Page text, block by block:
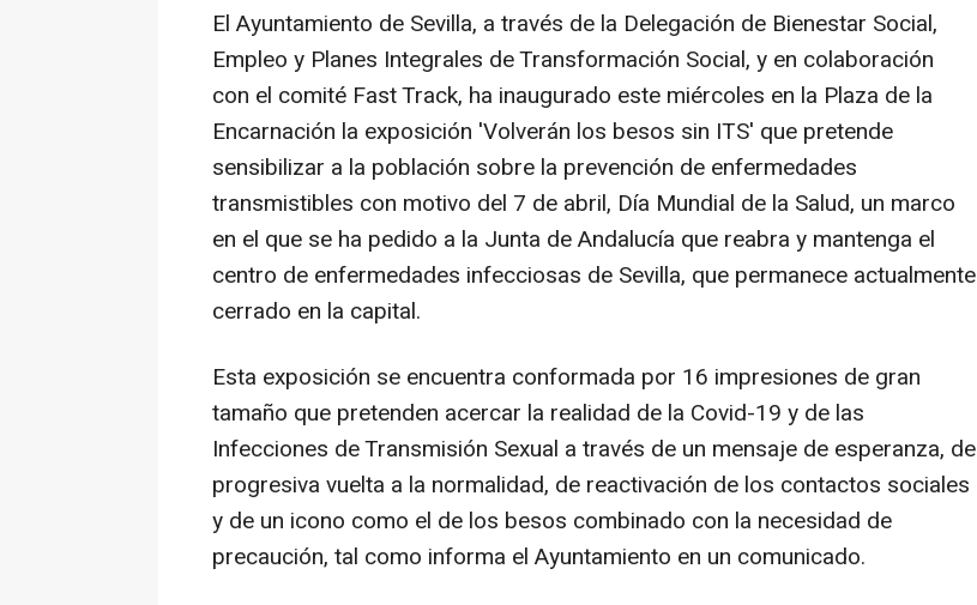
El Ayuntamiento de Sevilla, a través de la Delegación de Bienestar Social,
Empleo y Planes Integrales de Transformación Social, y en colaboración
con el comité Fast Track, ha inaugurado este miércoles en la Plaza de la
Encarnación la exposición 'Volverán los besos sin ITS' que pretende
sensibilizar a la población sobre la prevención de enfermedades
transmistibles con motivo del 7 de abril, Día Mundial de la Salud, un marco
en el que se ha pedido a la Junta de Andalucía que reabra y mantenga el
centro de enfermedades infecciosas de Sevilla, que permanece actualmente
cerrado en la capital.
Esta exposición se encuentra conformada por 16 impresiones de gran
tamaño que pretenden acercar la realidad de la Covid-19 y de las
Infecciones de Transmisión Sexual a través de un mensaje de esperanza, de
progresiva vuelta a la normalidad, de reactivación de los contactos sociales
y de un icono como el de los besos combinado con la necesidad de
precaución, tal como informa el Ayuntamiento en un comunicado.